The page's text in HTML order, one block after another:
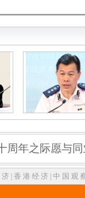
年之际愿与
济 香 港 经 济 中 国 观